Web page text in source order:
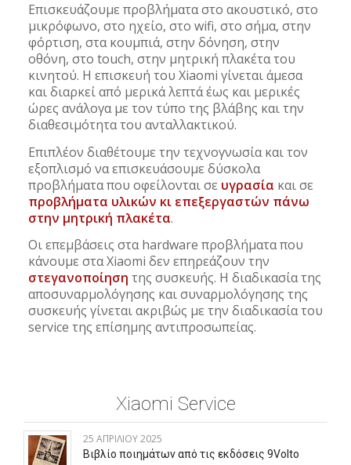
Επισκευάζουμε προβλήματα στο ακουστικό, στο
μικρόφωνο, στο ηχείο, στο wifi, στο σήμα, στην
φόρτιση, στα κουμπιά, στην δόνηση, στην
οθόνη, στο touch, στην μητρική πλακέτα του
κινητού. Η επισκευή του Xiaomi γίνεται άμεσα
και διαρκεί από μερικά λεπτά έως και μερικές
ώρες ανάλογα με τον τύπο της βλάβης και την
διαθεσιμότητα του ανταλλακτικού.
Επιπλέον διαθέτουμε την τεχνογνωσία και τον
εξοπλισμό να επισκευάσουμε δύσκολα
προβλήματα που οφείλονται σε υγρασία και σε
προβλήματα υλικών κι επεξεργαστών πάνω
στην μητρική πλακέτα.
Οι επεμβάσεις στα hardware προβλήματα που
κάνουμε στα Xiaomi δεν επηρεάζουν την
στεγανοποίηση της συσκευής. Η διαδικασία της
αποσυναρμολόγησης και συναρμολόγησης της
συσκευής γίνεται ακριβώς με την διαδικασία του
service της επίσημης αντιπροσωπείας.
Xiaomi Service
25 ΑΠΡΙΛΊΟΥ 2025
Βιβλίο ποιημάτων από τις εκδόσεις 9Volto